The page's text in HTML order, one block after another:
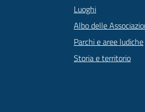
Luoghi
Albo delle
Parchi e aree ludiche
Storia e territorio